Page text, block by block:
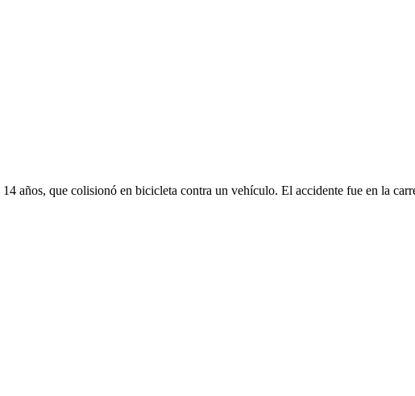
años, que colisionó en bicicleta contra un vehículo. El accidente fue en la